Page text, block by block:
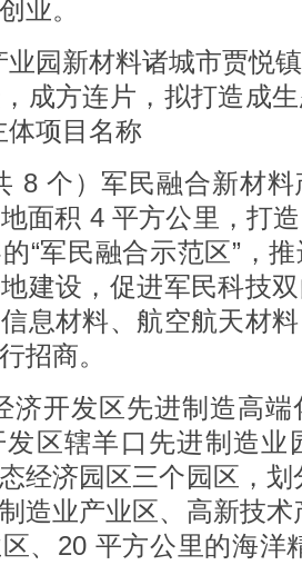
业。
业园新材料诸城市贾悦
成方连片，拟打造成
体项目名称
8 个）军民融合新材
面积 4 平方公里，打
“军民融合示范区”，
建设，促进军民科技
息材料、航空航天材
招商。
智能制造高密市经济开发区该项目计划投资 3.5-5 亿元，占地 300 亩，共建设高密-欧比特航空飞行营地项目和高密通用航空飞行器研发-制造基地项目。 71 红高粱小镇文化旅游高密市东北乡文化发展区该项目规划面积 3.4 平方公里，突出莫言、红高粱文化品牌，高站位统筹东北乡文化旅游产业发展，高起点规划、高标准建设，打造全国知名的文化旅游名镇。 72 颐乐健康综合体医养健康高密市朝阳街道该项目规划建筑面积 27.3 万平方米，围绕“医、养、康、学”四大主题，规划建设第二人民医院、颐养中心、康复中心、老年大学四大功能板块，争创省级医养结合示范项目。 73 五金产业园智能制造高密市姜庄镇该园区规划面积约 1565 亩，立足五金制造业基础，打造高标准五金集聚示范区、国内知名五金产业基地。面向合页、拉手、插销、钉子及其他五金配件生产企业招商。 13 序号招商主体项目名称 项目类别 建设地点 项目概况联系人及联系方式 74 晏子文化旅游小镇文化旅游高密市胶河生态发展区该项目主要围绕晏子湖建设晏王城集中居住区、晏王庙、晏邑、晏园。目前该项目正积极引资引智，欢迎国内外文化旅游产业集团进驻，携手共建。 75 新能源汽车产业园新能源高密市高新区该项目规划用地面积 3670 亩，主要建设集研发、生产、销售于一体的汽车产业园。其中传统油汽车，规划占地 2000 亩，新能源汽车规划占地 1670 亩，引进聚集国内顶尖新能源汽车研发生产企业进驻。 76 五龙河田园综合体现代农业高密市柴沟镇该项目规划占地 8 平方公里，现已落户五龙河湿地公园、蓝莓樱桃采摘园、藟鑫果蔬示范园、平欧杂交榛农旅园和青少年创新教育基地等单体项目，重点招引涵盖文旅休闲、颐养康疗、田园居住、产品加工、文化教育的循环农业、创意农业、农事体验、共享农业、智慧农业等新型田园综合体项目。 77 昌邑市（共 13 个）下营化工产业园高端化工昌邑滨海（下营）经济开发区园区为山东省政府认定的化工园区，规划面积 45.5 平方公里，具有完善的配套设施和承载聚集能力，日供水能力 5.8 万立方，完全能够满足大型化工项目用地需求。重点发展高端石化产业、生物医药中间体产业、盐化工等产业。赵 东 锜 ， 0536-7126 228 78 龙池化工产业园高端化工昌邑市龙池镇园区为山东省政府认定的化工园区，规划面积 12.94 平方公里，重点发展精细化工、海洋化工、生物化工、新材料化工等产业，打造企业小循环、产业中循环、园区大循环的精细化工专业园区。园区建成区北部现有 7000 余亩盐田均为工矿用地，为项目落户提供了充分的发展空间。 79 石油化工新材料产业园高端化工昌邑滨海（下营）经济开发区园区规划面积 34 平方公里，建设国家级高端石化基地。以基地化、链条化、智能化和炼化一体化为方向，引进高端项目、核心技术、科技平台和重点人才，全面优化产业布局和产品结构，打造山东乃至全国石化产业转型升级的重要平台和区域经济重要增长极。 80 智能装备制造产业园智能制造昌邑市围子街道园区规划面积 5000 亩，重点瞄准世界 500 强、中国 500 强企业中的装备制造企业，实施定向招商、高位招商，以智能化、绿色化、数字化为方向，重点发展智能制造、高端装备、汽车制造、工业服务，全力培育 500 亿级智能装备制造产业集群。 81 生态食品产业园食品加工昌邑市柳疃镇园区规划面积 3000 亩，总投资 42 亿元，建设 20 万头进口澳大利亚活牛、200 万只新疆肉羊、澳洲海鲜深加工等“五大板块”，形成多领域覆盖、全产业链布局，培育千亿级生态食品产业集群。面向食品加工、现代物流、电子商务、金融服务、科研检测等产业招商。 14 序号招商主体项目名称 项目类别 建设地点 项目概况联系人及联系方式 82 康洁环卫产业园高端装备昌邑市围子街道园区建筑面积 17.2 万平方米，总投资 5.2 亿元，重点引进环境设备、特种制衣、职业教育、生产性服务业、高端环卫装备等项目，打造百亿级全产业链发展的“产学研用”一体，环卫、制衣、交易、机械全产业链发展的综合性产业园区。 83 高铁新城 重点片区昌邑市围子街道园区位于昌邑市区东南部,规划范围 15 平方公里，以高铁经济、苗圃产业为核心，将规划建设农创园、特色美食街、商贸办公、高端居住、苗圃展销等复合功能区。重点对接房地产企业与职业院校。 84 潍水农业公园现代农业饮马镇、石埠经济发展区总面积 50 平方公里，总投资 36 亿元，主要是整合现有农业、文旅等发展资源，建设农业综合服务机构、研发机构、示范园区和农村改革发展等项目，打造片区化乡村振兴样板区，重点发展种植示范园、温室生产示范园、土壤采集分析、乡村记忆博物馆、农产品展示馆、农业教育培训学校等。 85 高铁新材料配套产业园新材料昌邑滨海（下营）经济开发区园区规划面积 1700 亩，总投资 60 亿元，主要发展高铁配套产品的生产及研发产业。主要招引高铁配套产品生产企业，产品主要包括：速凝喷涂橡胶沥青防水涂料、高铁结构件、桥梁支座、高铁减震垫板用弹性体等。 86 职教大学片区招院引校昌邑市奎聚街道规划面积 3000 亩，以山东环境工程职业学院建设为带动，建筑面积 40 万平方米，办学规模 2～ 3 万人，规划打造环境工程技术、环境监测与控制技术、环境信息技术、环境规划与管理、环境艺术设计、智能控制技术、机械制造与自动化等七个专业。主要招引高等教育，特别是环保产业与教育融合的项目、院校。 87 柳疃工业园新材料昌邑市柳疃镇园区规划面积 10 平方公里，重点引进纺织印染、超纤新材料、食品加工等产业项目。基础设施总体配套已基本完成，区内达到“七通一平”标准，“五纵六横”交通网全面建成。打造了超纤新材料产业园和生态食品产业园 2 个特色“园中园”，并已初具规模。 88 潍水田园综合体文化旅游昌邑市石埠经济发展区总投资 50 亿元，规划面积 20 平方公里，规划建设核心区、生态景观区、辐射带动区三大板块，配套循环农业、文旅休闲、颐养康疗、加工物流等功能区。招引文化旅游、基础设施建设相关企业。 15 序号招商主体项目名称 项目类别 建设地点 项目概况联系人及联系方式 89 昌邑市滨海先进制造业产业园区高端化工 滨海区规划占地 5000 亩，已引进奥利通机床机械、德润动力设备、莱德管阀、巨力管业等项目。重点招引装备制造业、新能源、光电信息、物流加工产业。 90 临朐县（共 15 个）中国高端铝加工产业园工业制造东城街道工业园可利用土地面积 6922 亩，依托临朐铝业集群优势和行业影响力，以铝精深加工和终端产品为主攻方向，面向国内外高端优质铝业生产加工企业，重点招引工业铝材、高端节能门窗项目、全铝家居、新型建材等项目。李 晓 飞 166536650 28 91 新材料产业园新材料龙山高新技术产业园总用地面积 9604 亩，以临朐化工园区为依托，重点招引化工新材料、精细化工、新型煤化 16 序号招商主体项目名称 项目类别 建设地点 项目概况联系人及联系方式 97 沂山综合开发项目文化旅游国家 5A 级旅游景区沂蒙山旅游区沂山景区项目以神龙大峡谷、法云寺为依托向周边辐射，主要建设沂山客运索道、生态木屋群、森林特色小镇、景区酒店、房车宿营地等项目，拟招引实力强、品牌优、信誉好的知名企业集团，共同参与项目开发，打造中国著名的山岳型休闲养生度假旅游目的地。 98 文化及电商产业园现代服务临朐县城关街道项目规划建设以文化创意、电商、创意研发为主的产业园区，建设文化大厦、文化广场、电商大厦、研发中心及商住配套设施等。拟招引发展潜力大、增长性强的电子商务类、文化类、广告类、科技类、软件类、互联网类企业入驻园区。 99 红叶小镇文化旅游文化旅游临朐县城关街道依托红叶小镇的建设规划进行相关项目的招商，主要建设樱花谷、画家村、特色展馆、凤凰古城、万寿宾馆、文化广场等景点，打造集旅游观光、健康颐养、休闲度假、文化体验为一体的特色小镇旅游项目。 100 九山薰衣草特色小镇精品旅游临朐县九山镇项目建成后，将成为世界单片面积最大的薰衣草花海、与法国普罗旺斯和日本北海道比肩的世界第三大薰衣草小镇。拟招引实力强、品牌优、信誉好的知名企业集团，共同参与项目开发。 101 龙湾康养小镇医养健康临朐县冶源镇充分发挥冶源镇山水文化、康养保健资源优势，打造龙湾康养特色小镇。项目分康养医疗项目区、龙湾古城项目区、老龙湾海浮山景区、休闲农业观光区、冶源水库项目区等五大板块。项目规划已委托高资质专业机构编制完成，拟招引有实力集团公司共同开发建设。 102 农产品冷链物流项目现代物流临朐县城关街道项目规划建设包含冷链仓储、产品配送等功能的大型农产品冷链物流仓储交易中心，打造辐射全国的农产品冷链中转基地。拟招引全国知名冷链物流企业入驻。 103 智能物流产业园现代物流临朐县东城街道项目主要建设集互联网、大数据、现代物流于一体的现代智能仓储及物流信息平台，涉及仓储管理、同城配送、供应链金融服务等领域。拟招引全国知名物流企业来临朐投资合作、共赢发展。 104 中高职一体化学校建设项目招院引校临朐县东城街道立足临朐县实际，规划建设一所混合所有制中高职一体化学校，首期拟开设门窗幕墙、旅游管理、机械制造、市场营销、电子商务等专业；二期拟开设农业、食品、化工、护理、养老